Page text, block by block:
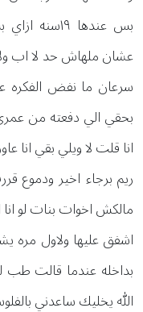
بس عندها
عشان ملهاش حد لا اب
سرعان ما نفض الفكره
بحقي الي دفعته من
انا قلت لا ويلي بقي انا
ريم برجاء اخير ودموع
مالكش اخوات بنات لو
اشفق عليها ولاول مره
بداخله عندما قالت
الله يخليك ساعدني